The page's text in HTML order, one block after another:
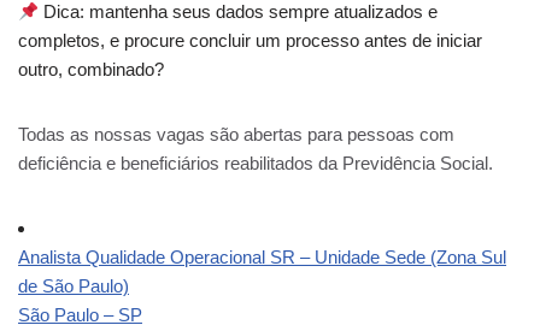
Dica: mantenha seus dados sempre atualizados e
completos, e procure concluir um processo antes de iniciar
outro, combinado?
Todas as nossas vagas são abertas para pessoas com
deficiência e beneficiários reabilitados da Previdência Social.
Analista Qualidade Operacional SR – Unidade Sede (Zona Sul
de São Paulo)
São Paulo – SP